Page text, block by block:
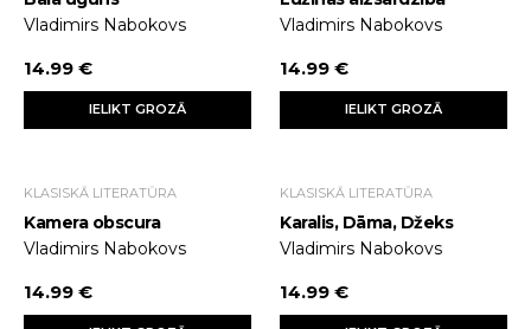
Vladimirs Nabokovs
14.99 €
IELIKT GROZĀ
Vladimirs Nabokovs
14.99 €
IELIKT GROZĀ
KLASISKĀ LITERATŪRA
Kamera obscura
Vladimirs Nabokovs
14.99 €
KLASISKĀ LITERATŪRA
Karalis, Dāma, Džeks
Vladimirs Nabokovs
14.99 €